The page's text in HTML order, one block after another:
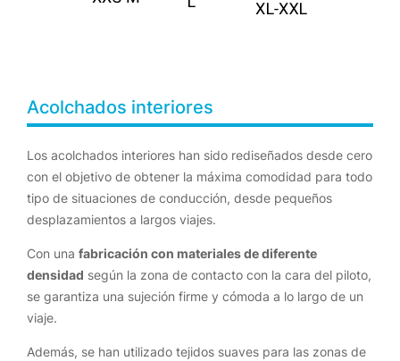
Acolchados interiores
Los acolchados interiores han sido rediseñados desde cero
con el objetivo de obtener la máxima comodidad para todo
tipo de situaciones de conducción, desde pequeños
desplazamientos a largos viajes.
Con una fabricación con materiales de diferente
densidad según la zona de contacto con la cara del piloto,
se garantiza una sujeción firme y cómoda a lo largo de un
viaje.
Además, se han utilizado tejidos suaves para las zonas de